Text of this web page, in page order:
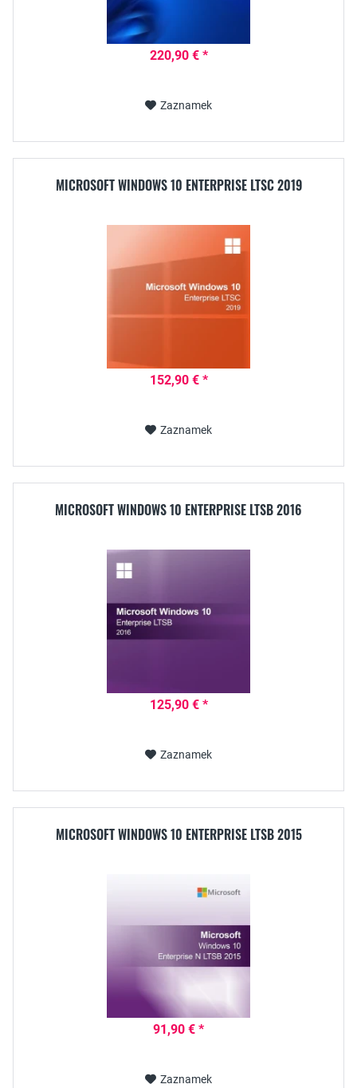
220,90 € *
Zaznamek
MICROSOFT WINDOWS 10 ENTERPRISE LTSC 2019
152,90 € *
Zaznamek
MICROSOFT WINDOWS 10 ENTERPRISE LTSB 2016
125,90 € *
Zaznamek
MICROSOFT WINDOWS 10 ENTERPRISE LTSB 2015
91,90 € *
Zaznamek